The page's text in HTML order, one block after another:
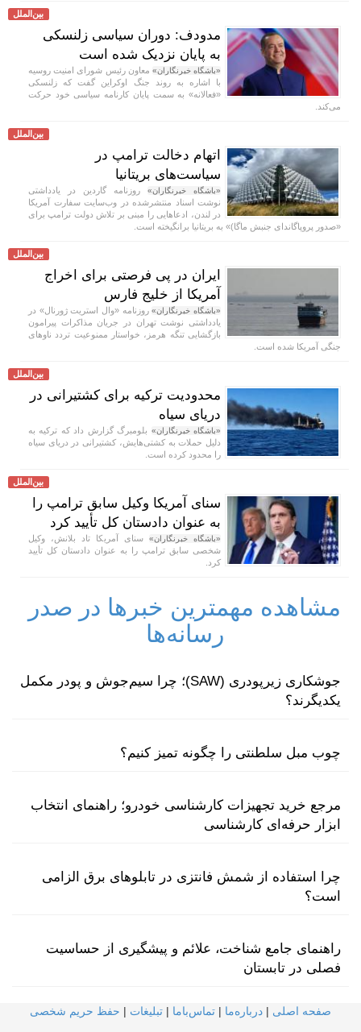
بین‌الملل
مدودف: دوران سیاسی زلنسکی
به پایان نزدیک شده است
«باشگاه خبرنگاران» معاون رئیس شورای امنیت روسیه
با اشاره به روند جنگ اوکراین گفت که زلنسکی
«فعالانه» به سمت پایان کارنامه سیاسی خود حرکت
می‌کند.
بین‌الملل
اتهام دخالت ترامپ در
سیاست‌های بریتانیا
«باشگاه خبرنگاران» روزنامه گاردین در یادداشتی
نوشت اسناد منتشرشده در وب‌سایت سفارت آمریکا
در لندن، ادعا‌هایی را مبنی بر تلاش دولت ترامپ برای
«صدور پروپاگاندای جنبش ماگا)» به بریتانیا برانگیخته است.
بین‌الملل
ایران در پی فرصتی برای اخراج
آمریکا از خلیج فارس
«باشگاه خبرنگاران»روزنامه «وال استریت ژورنال» در
یادداشتی نوشت تهران در جریان مذاکرات پیرامون
بازگشایی تنگه هرمز، خواستار ممنوعیت تردد ناو‌های
جنگی آمریکا شده است.
بین‌الملل
محدودیت ترکیه برای کشتیرانی در
دریای سیاه
«باشگاه خبرنگاران» بلومبرگ گزارش داد که ترکیه به
دلیل حملات به کشتی‌هایش، کشتیرانی در دریای سیاه
را محدود کرده است.
بین‌الملل
سنای آمریکا وکیل سابق ترامپ را
به عنوان دادستان کل تأیید کرد
«باشگاه خبرنگاران» سنای آمریکا تاد بلانش، وکیل
شخصی سابق ترامپ را به عنوان دادستان کل تأیید
کرد.
مشاهده مهمترین خبرها در صدر
رسانه‌ها
جوشکاری زیرپودری (SAW)؛ چرا سیم‌جوش و پودر مکمل
یکدیگرند؟
چوب مبل سلطنتی را چگونه تمیز کنیم؟
مرجع خرید تجهیزات کارشناسی خودرو؛ راهنمای انتخاب
ابزار حرفه‌ای کارشناسی
چرا استفاده از شمش فانتزی در تابلوهای برق الزامی
است؟
راهنمای جامع شناخت، علائم و پیشگیری از حساسیت
فصلی در تابستان
صفحه اصلی | درباره‌ما | تماس‌با‌ما | تبلیغات | حفظ حریم شخصی